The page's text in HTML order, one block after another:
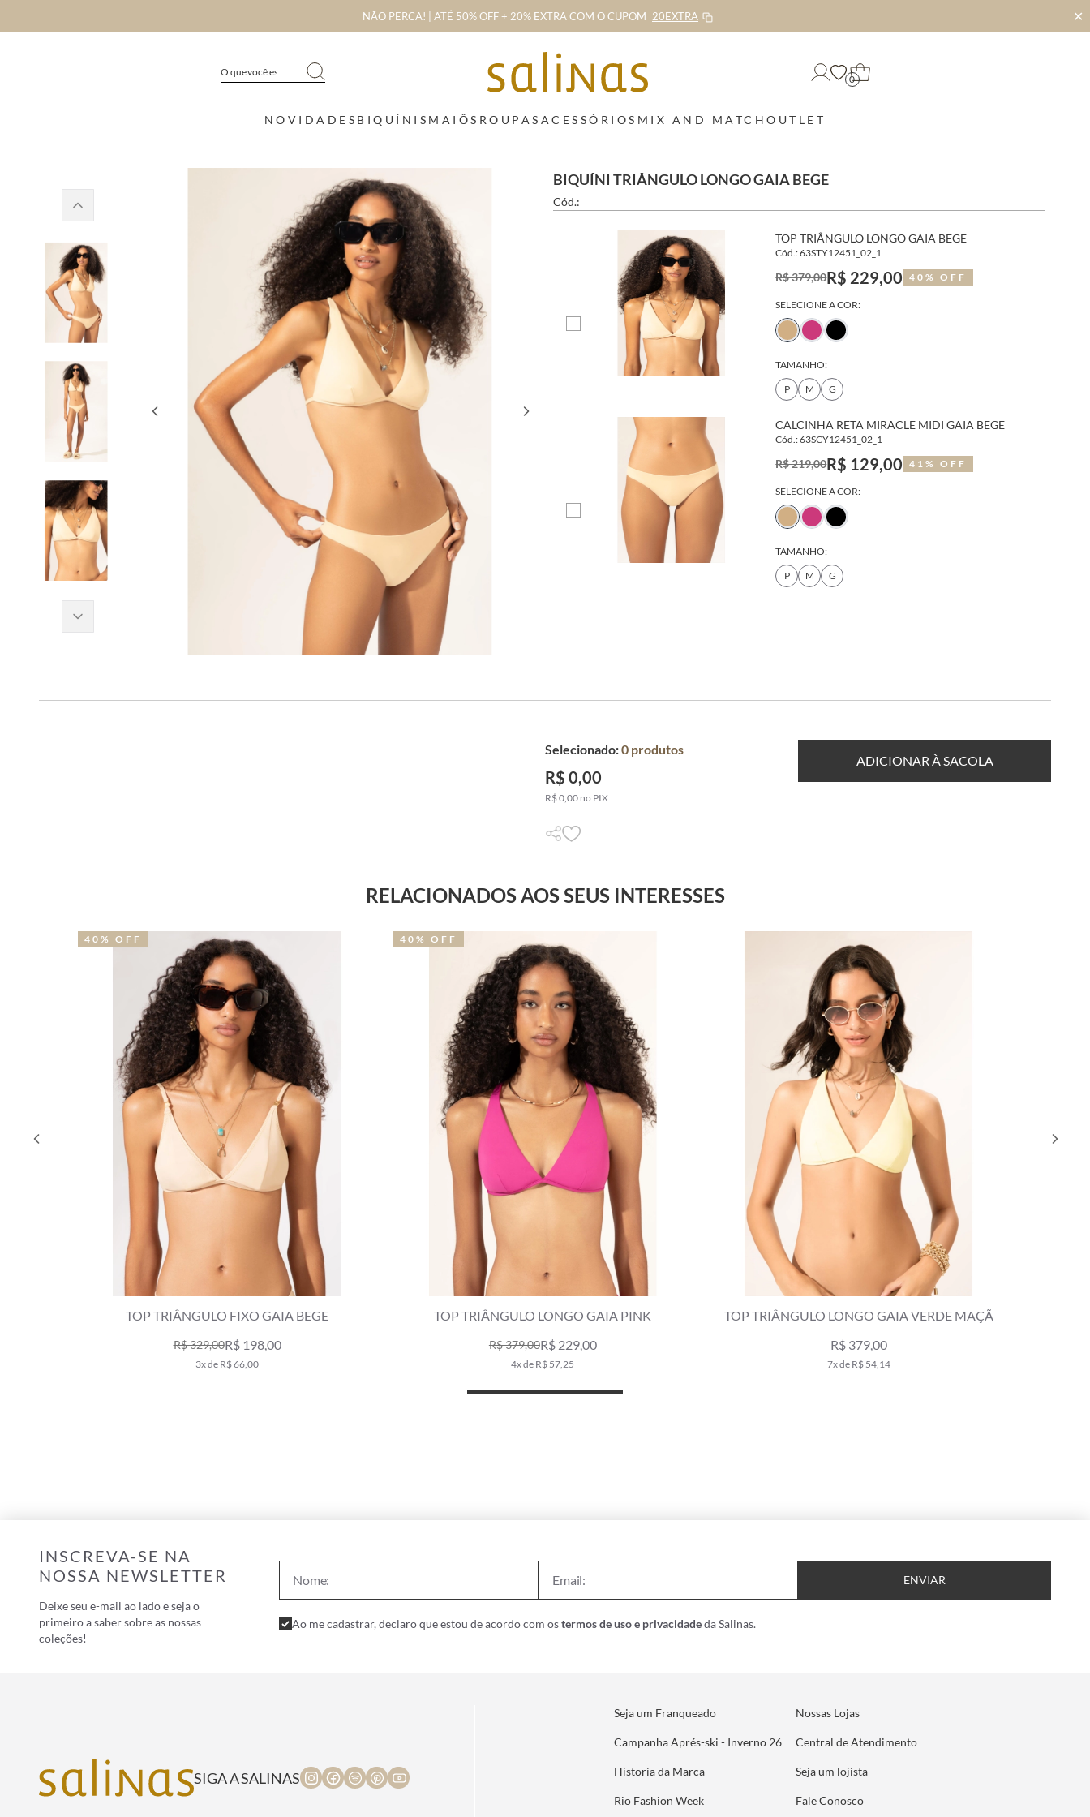
NÃO PERCA! | ATÉ 50% OFF + 20% EXTRA COM O CUPOM 20EXTRA ✕
0
NOVIDADES BIQUÍNIS MAIÔS ROUPAS ACESSÓRIOS MIX AND MATCHOUTLET
BIQUÍNI TRIÂNGULO LONGO GAIA BEGE
Cód.:
TOP TRIÂNGULO LONGO GAIA BEGE
Cód.: 63STY12451_02_1
R$ 379,00R$ 229,00 40% OFF
SELECIONE A COR:
TAMANHO:
P
M G
CALCINHA RETA MIRACLE MIDI GAIA BEGE
Cód.: 63SCY12451_02_1
R$ 219,00R$ 129,00 41% OFF
SELECIONE A COR:
TAMANHO:
P
M G
Selecionado:0 produtos
R$ 0,00
R$ 0,00 no PIX
ADICIONAR À SACOLA
RELACIONADOS AOS SEUS INTERESSES
TOP TRIÂNGULO FIXO GAIA BEGE
R$ 329,00R$ 198,00
3x de R$ 66,00
40% OFF
TOP TRIÂNGULO LONGO GAIA PINK
R$ 379,00R$ 229,00
4x de R$ 57,25
40% OFF
TOP TRIÂNGULO LONGO GAIA VERDE MAÇÃ
R$ 379,00
7x de R$ 54,14
INSCREVA-SE NA
NOSSA NEWSLETTER
Deixe seu e-mail ao lado e seja o
primeiro a saber sobre as nossas
coleções!
ENVIAR
Ao me cadastrar, declaro que estou de acordo com ostermos de uso e privacidadeda Salinas.
SIGA A SALINAS
Seja um Franqueado
Campanha Aprés-ski - Inverno 26
Historia da Marca
Rio Fashion Week
Nossas Lojas
Central de Atendimento
Seja um lojista
Fale Conosco